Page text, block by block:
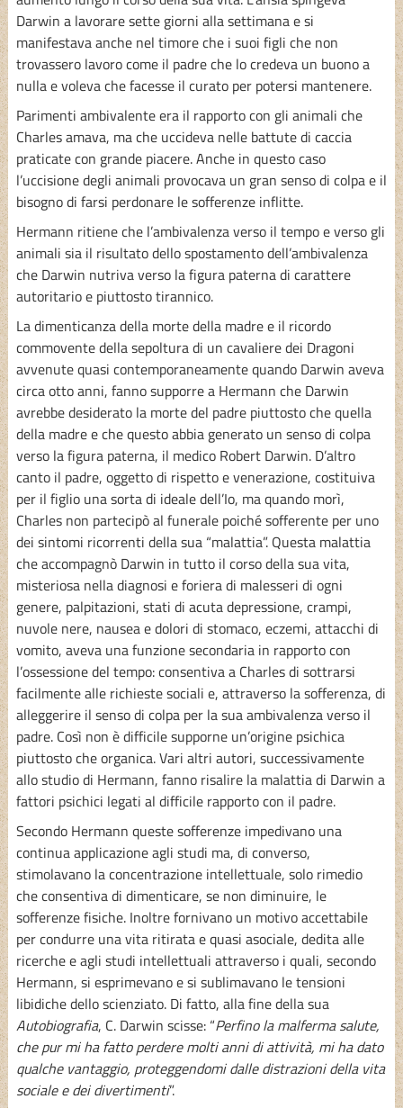
Darwin a lavorare sette giorni alla settimana e si
manifestava anche nel timore che i suoi figli che non
trovassero lavoro come il padre che lo credeva un buono a
nulla e voleva che facesse il curato per potersi mantenere.
Parimenti ambivalente era il rapporto con gli animali che
Charles amava, ma che uccideva nelle battute di caccia
praticate con grande piacere. Anche in questo caso
l’uccisione degli animali provocava un gran senso di colpa e il
bisogno di farsi perdonare le sofferenze inflitte.
Hermann ritiene che l’ambivalenza verso il tempo e verso gli
animali sia il risultato dello spostamento dell’ambivalenza
che Darwin nutriva verso la figura paterna di carattere
autoritario e piuttosto tirannico.
La dimenticanza della morte della madre e il ricordo
commovente della sepoltura di un cavaliere dei Dragoni
avvenute quasi contemporaneamente quando Darwin aveva
circa otto anni, fanno supporre a Hermann che Darwin
avrebbe desiderato la morte del padre piuttosto che quella
della madre e che questo abbia generato un senso di colpa
verso la figura paterna, il medico Robert Darwin. D’altro
canto il padre, oggetto di rispetto e venerazione, costituiva
per il figlio una sorta di ideale dell’Io, ma quando morì,
Charles non partecipò al funerale poiché sofferente per uno
dei sintomi ricorrenti della sua “malattia”. Questa malattia
che accompagnò Darwin in tutto il corso della sua vita,
misteriosa nella diagnosi e foriera di malesseri di ogni
genere, palpitazioni, stati di acuta depressione, crampi,
nuvole nere, nausea e dolori di stomaco, eczemi, attacchi di
vomito, aveva una funzione secondaria in rapporto con
l’ossessione del tempo: consentiva a Charles di sottrarsi
facilmente alle richieste sociali e, attraverso la sofferenza, di
alleggerire il senso di colpa per la sua ambivalenza verso il
padre. Così non è difficile supporne un’origine psichica
piuttosto che organica. Vari altri autori, successivamente
allo studio di Hermann, fanno risalire la malattia di Darwin a
fattori psichici legati al difficile rapporto con il padre.
Secondo Hermann queste sofferenze impedivano una
continua applicazione agli studi ma, di converso,
stimolavano la concentrazione intellettuale, solo rimedio
che consentiva di dimenticare, se non diminuire, le
sofferenze fisiche. Inoltre fornivano un motivo accettabile
per condurre una vita ritirata e quasi asociale, dedita alle
ricerche e agli studi intellettuali attraverso i quali, secondo
Hermann, si esprimevano e si sublimavano le tensioni
libidiche dello scienziato. Di fatto, alla fine della sua
Autobiografia, C. Darwin scisse: “Perfino la malferma salute,
che pur mi ha fatto perdere molti anni di attività, mi ha dato
qualche vantaggio, proteggendomi dalle distrazioni della vita
sociale e dei divertimenti”.